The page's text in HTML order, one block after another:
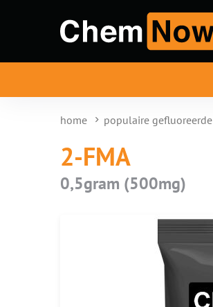
home populaire gefluoreerde
2-FMA
0,5gram (500mg)